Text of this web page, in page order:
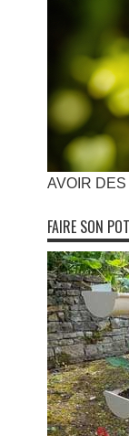
AVOIR
FAIRE SON